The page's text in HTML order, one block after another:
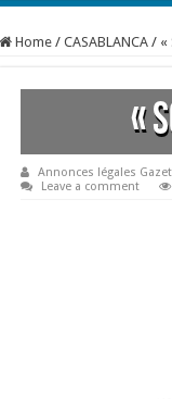
Home / CASABLANCA / «
«
Annonces légales
Leave a comment